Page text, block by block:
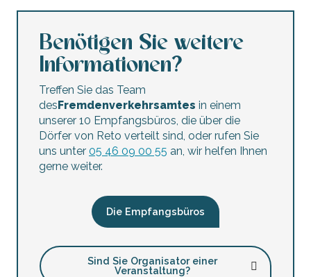
Benötigen Sie weitere
Informationen?
Treffen Sie das Team
desFremdenverkehrsamtes in einem
unserer 10 Empfangsbüros, die über die
Dörfer von Reto verteilt sind, oder rufen Sie
uns unter 05 46 09 00 55 an, wir helfen Ihnen
gerne weiter.
Die Empfangsbüros
Sind Sie Organisator einer
Veranstaltung?